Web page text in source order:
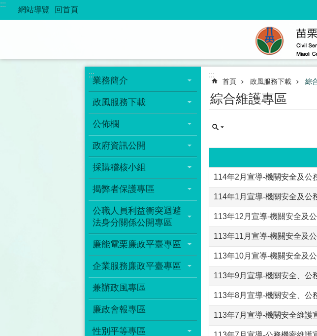
跳到主要內容區塊
:::
網站導覽 回首頁
:::
業務簡介
政風服務下載
公佈欄
政府資訊公開
採購稽核小組
揭弊者保護專區
公職人員利益衝突迴避
法身分關係公開專區
廉能電栗廉政平臺專區
企業服務廉政平臺專區
兼辦政風專區
廉政會報專區
性別平等專區
:::
首頁 政風服務下載 綜
綜合維護專區
114年2月宣導-機關安全及公
114年1月宣導-機關安全及公
113年12月宣導-機關安全及
113年11月宣導-機關安全及
113年10月宣導-機關安全及
113年9月宣導-機關安全、公
113年8月宣導-機關安全、公
113年7月宣導-機關安全維護